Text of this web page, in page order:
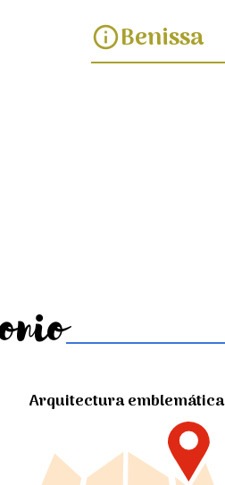
infoBenissa
Arquitectura emblemática